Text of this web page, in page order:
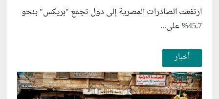
ارتفعت الصادرات المصرية إلى دول تجمع "بريكس" بنحو
45.7% على...
أخبار